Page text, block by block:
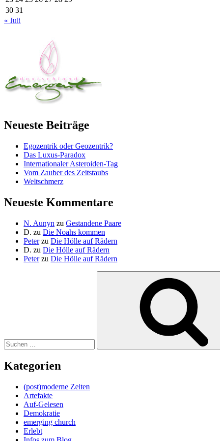
30 31
« Juli
Neueste Beiträge
Egozentrik oder Geozentrik?
Das Luxus-Paradox
Internationaler Asteroiden-Tag
Vom Zauber des Zeitstaubs
Weltschmerz
Neueste Kommentare
N. Aunyn zu Gestandene Paare
D. zu Die Noahs kommen
Peterzu Die Hölle auf Rädern
D. zu Die Hölle auf Rädern
Peterzu Die Hölle auf Rädern
Kategorien
(post)moderne Zeiten
Artefakte
Auf-Gelesen
Demokratie
emerging church
Erlebt